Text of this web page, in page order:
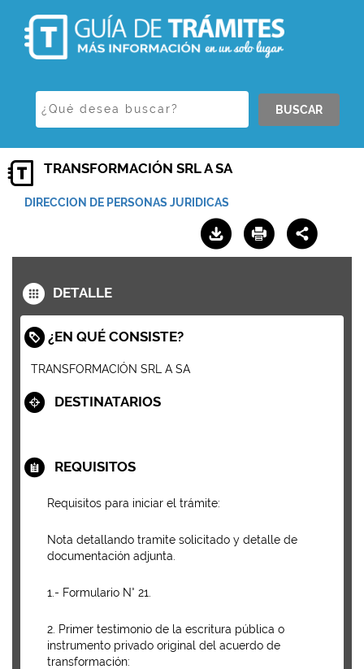
BUSCAR
TRANSFORMACIÓN SRL A SA
DIRECCION DE PERSONAS JURIDICAS
DETALLE
¿EN QUÉ CONSISTE?
TRANSFORMACIÓN SRL A SA
DESTINATARIOS
REQUISITOS
Requisitos para iniciar el trámite:
Nota detallando tramite solicitado y detalle de
documentación adjunta.
1.- Formulario N° 21.
2. Primer testimonio de la escritura pública o
instrumento privado original del acuerdo de
transformación: